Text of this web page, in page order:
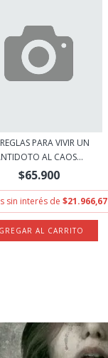
PARA VIVIR UN
AL CAOS...
$65.900
sin interés de$21.966,67